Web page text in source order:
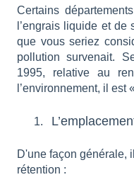
Certains
l’engrais liquide et
que vous seriez
pollution survenait.
1995, relative au
l’environnement, il est
D'une façon générale,
rétention :